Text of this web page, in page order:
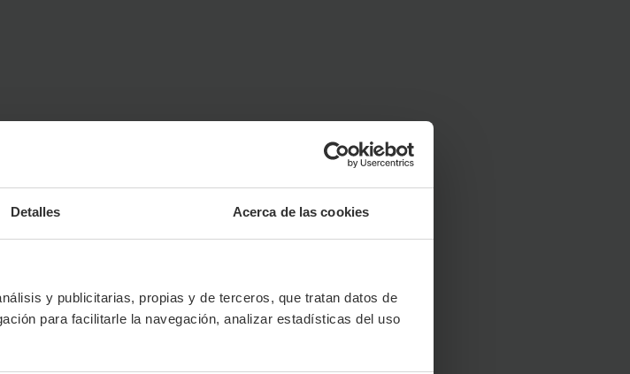
Detalles Acerca de las cookies
y publicitarias, propias y de terceros, que tratan datos de
para facilitarle la navegación, analizar estadísticas del uso